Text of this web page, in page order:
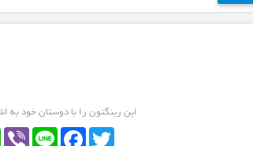
این رینگتون را با دوستان خود به
Viber Line
FacebookTwitter